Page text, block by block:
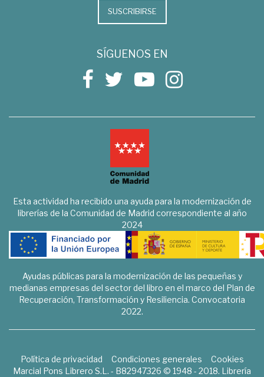
SUSCRIBIRSE
SÍGUENOS EN
Esta actividad ha recibido una ayuda para la modernización de
librerías de la Comunidad de Madrid correspondiente al año
2024
Ayudas públicas para la modernización de las pequeñas y
medianas empresas del sector del libro en el marco del Plan de
Recuperación, Transformación y Resiliencia. Convocatoria
2022.
Política de privacidad Condiciones generales
Cookies
Marcial Pons Librero S.L. - B82947326 © 1948 - 2018. Librería